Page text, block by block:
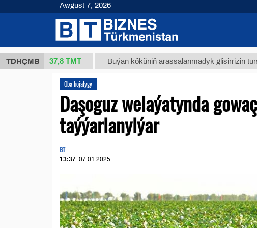
TDHÇMB
(kg.) 37,8 ТМТ Buýan köküniň arassalanmadyk glisirrizin turşusy
Oba hojalygy
Daşoguz welaýatynda
taýýarlanylýar
BT
13:37 07.01.2025
Awgust 7, 2026